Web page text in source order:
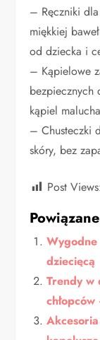
– Ręczniki
miękkiej
od dziecka i
– Kąpielowe
bezpiecznych
kąpiel
– Chusteczki
skóry, bez
Post
dziecięcą
Trendy w